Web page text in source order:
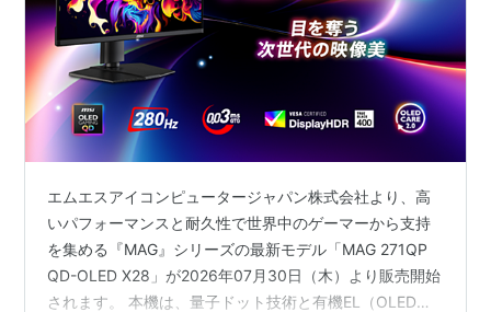
エムエスアイコンピュータージャパン株式会社より、高
いパフォーマンスと耐久性で世界中のゲーマーから支持
を集める『MAG』シリーズの最新モデル「MAG 271QP
QD-OLED X28」が2026年07月30日（木）より販売開始
されます。 本機は、量子ドット技術と有機EL（OLED）